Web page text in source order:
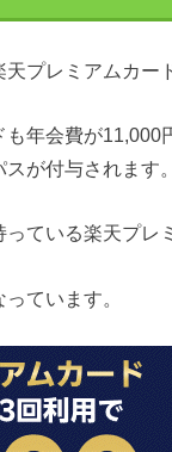
プレミアムカー
年会費が11,000
が付与されます。
ている楽天プレ
ています。